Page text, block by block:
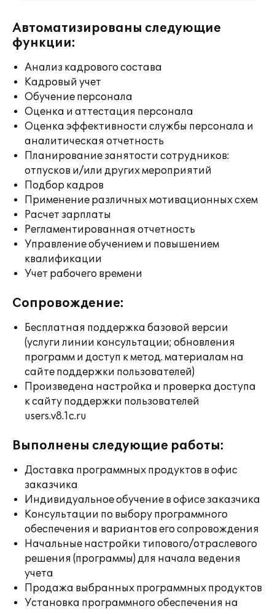
Автоматизированы следующие
функции:
Анализ кадрового состава
Кадровый учет
Обучение персонала
Оценка и аттестация персонала
Оценка эффективности службы персонала и
аналитическая отчетность
Планирование занятости сотрудников:
отпусков и/или других мероприятий
Подбор кадров
Применение различных мотивационных схем
Расчет зарплаты
Регламентированная отчетность
Управление обучением и повышением
квалификации
Учет рабочего времени
Сопровождение:
Бесплатная поддержка базовой версии
(услуги линии консультации; обновления
программ и доступ к метод. материалам на
сайте поддержки пользователей)
Произведена настройка и проверка доступа
к сайту поддержки пользователей
users.v8.1c.ru
Выполнены следующие работы:
Доставка программных продуктов в офис
заказчика
Индивидуальное обучение в офисе заказчика
Консультации по выбору программного
обеспечения и вариантов его сопровождения
Начальные настройки типового/отраслевого
решения (программы) для начала ведения
учета
Продажа выбранных программных продуктов
Установка программного обеспечения на